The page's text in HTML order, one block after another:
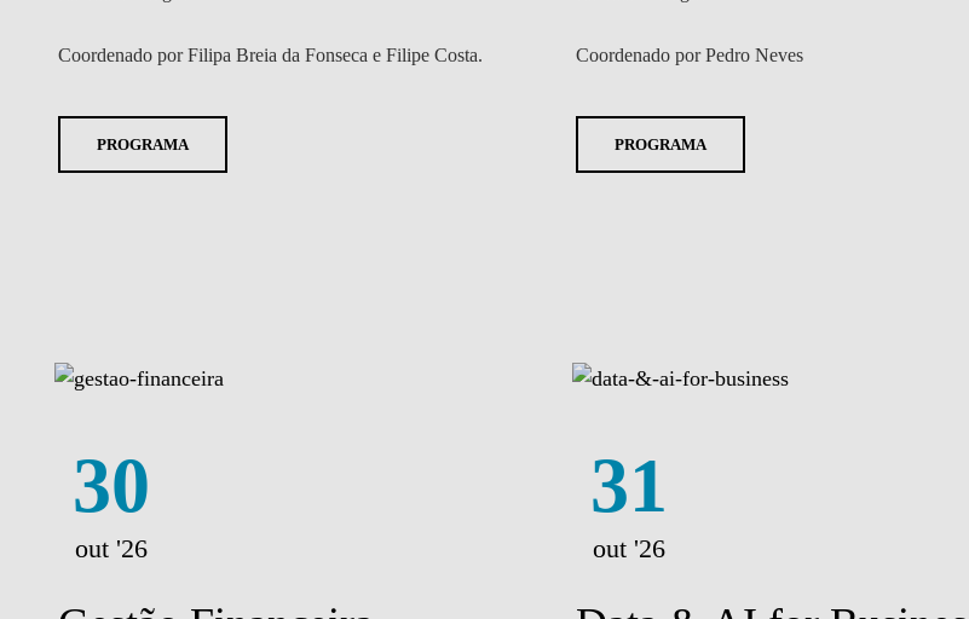
Coordenado por Filipa Breia da Fonseca e Filipe Costa.
PROGRAMA
Coordenado por Pedro Neves
PROGRAMA
30
out '26
31
out '26